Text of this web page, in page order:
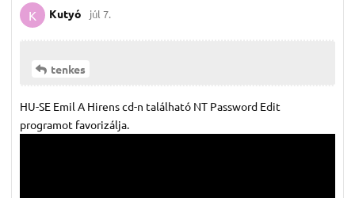
K Kutyó júl 7.
tenkes
HU-SE Emil A Hirens cd-n található NT Password Edit
programot favorizálja.